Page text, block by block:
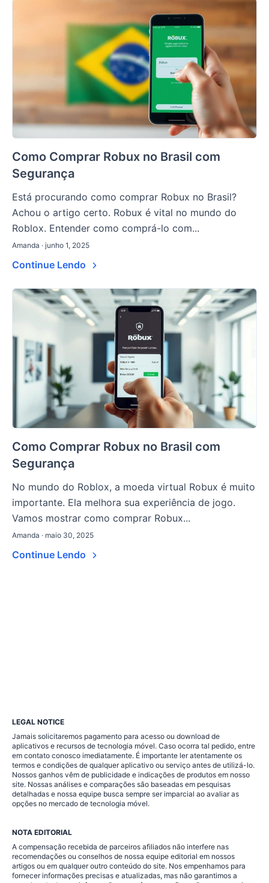
Como Comprar Robux no Brasil com
Segurança
Está procurando como comprar Robux no Brasil?
Achou o artigo certo. Robux é vital no mundo do
Roblox. Entender como comprá-lo com...
Amanda · junho 1, 2025
Continue Lendo
Como Comprar Robux no Brasil com
Segurança
No mundo do Roblox, a moeda virtual Robux é muito
importante. Ela melhora sua experiência de jogo.
Vamos mostrar como comprar Robux...
Amanda · maio 30, 2025
Continue Lendo
LEGAL NOTICE
Jamais solicitaremos pagamento para acesso ou download de
aplicativos e recursos de tecnologia móvel. Caso ocorra tal pedido, entre
em contato conosco imediatamente. É importante ler atentamente os
termos e condições de qualquer aplicativo ou serviço antes de utilizá-lo.
Nossos ganhos vêm de publicidade e indicações de produtos em nosso
site. Nossas análises e comparações são baseadas em pesquisas
detalhadas e nossa equipe busca sempre ser imparcial ao avaliar as
opções no mercado de tecnologia móvel.
NOTA EDITORIAL
A compensação recebida de parceiros afiliados não interfere nas
recomendações ou conselhos de nossa equipe editorial em nossos
artigos ou em qualquer outro conteúdo do site. Nos empenhamos para
fornecer informações precisas e atualizadas, mas não garantimos a